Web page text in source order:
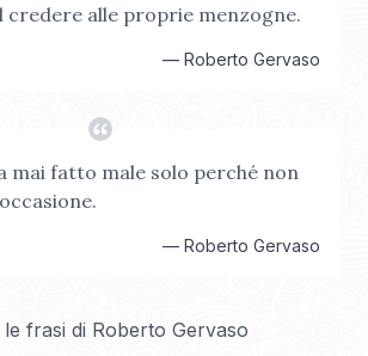
credere alle proprie menzogne.
— Roberto Gervaso
mai fatto male solo perché non
— Roberto Gervaso
frasi di Roberto Gervaso